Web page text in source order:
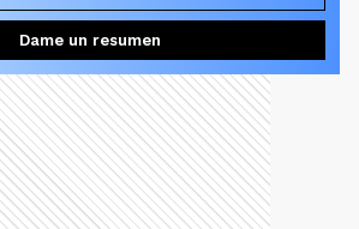
Dame un resumen